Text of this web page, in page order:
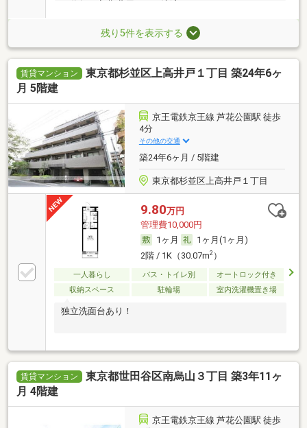
／代行 ・初期費用カード決済可
残り5件を表示する
賃貸マンション
東京都杉並区上高井戸１丁目 築24年6ヶ
月 5階建
京王電鉄京王線 芦花公園駅 徒歩
4分
その他の交通
築24年6ヶ月 / 5階建
東京都杉並区上高井戸１丁目
9.80万円
管理費10,000円
1ヶ月
1ヶ月(1ヶ月)
2階 / 1K（30.07m2）
一人暮らし バス・トイレ別
オートロック付き
収納スペース
駐輪場 室内洗濯機置き場
独立洗面台あり！
賃貸マンション
東京都世田谷区南烏山３丁目 築3年11ヶ
月 4階建
京王電鉄京王線 芦花公園駅 徒歩